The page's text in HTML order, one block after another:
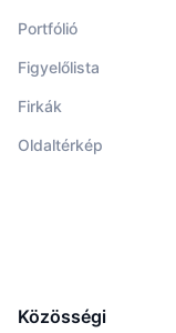
Portfólió
Figyelőlista
Firkák
Oldaltérkép
Közösségi